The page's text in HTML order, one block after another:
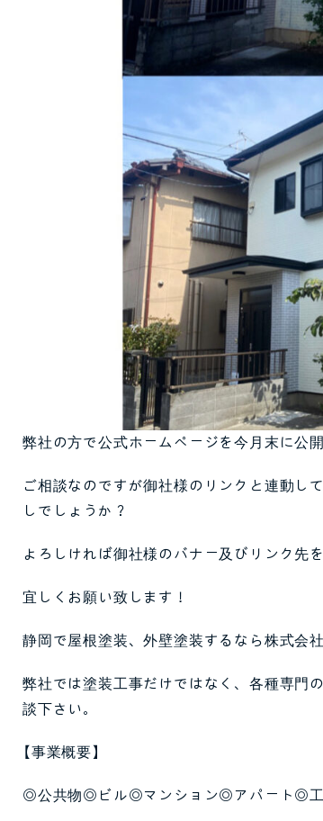
弊社の方で公式ホームページを今月末に公
ご相談なのですが御社様のリンクと連動し
しでしょうか？
よろしければ御社様のバナー及びリンク先
宜しくお願い致します！
静岡で屋根塗装、外壁塗装するなら株式会
弊社では塗装工事だけではなく、各種専門
談下さい。
【事業概要】
◎公共物◎ビル◎マンション◎アパート◎